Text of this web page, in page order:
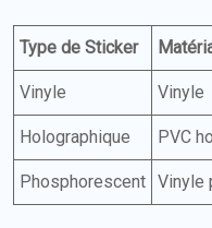
Type de Sticker
Vinyle Vinyle
Holographique PVC
Phosphorescent Vinyle